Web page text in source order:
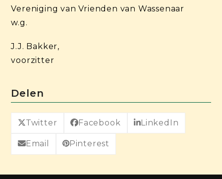
Vereniging van Vrienden van Wassenaar
w.g.
J.J. Bakker,
voorzitter
Delen
Twitter Facebook LinkedIn
Email Pinterest